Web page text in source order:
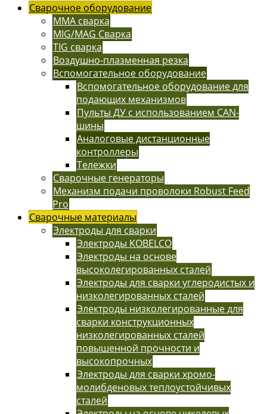
Сварочное оборудование
MMA сварка
MIG/MAG Сварка
TIG сварка
Воздушно-плазменная резка
Вспомогательное оборудование
Вспомогательное оборудование для
подающих механизмов
Пульты ДУ с использованием CAN-
шины
Аналоговые дистанционные
контроллеры
Тележки
Сварочные генераторы
Механизм подачи проволоки Robust Feed
Pro
Сварочные материалы
Электроды для сварки
Электроды KOBELCO
Электроды на основе
высоколегированных сталей
Электроды для сварки углеродистых и
низколегированных сталей
Электроды низколегированные для
сварки конструкционных
низколегированных сталей
повышенной прочности и
высокопрочных
Электроды для сварки хромо-
молибденовых теплоустойчивых
сталей